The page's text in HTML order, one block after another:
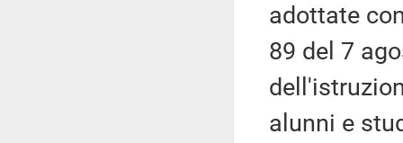
adottate
89 del 7
alunni e